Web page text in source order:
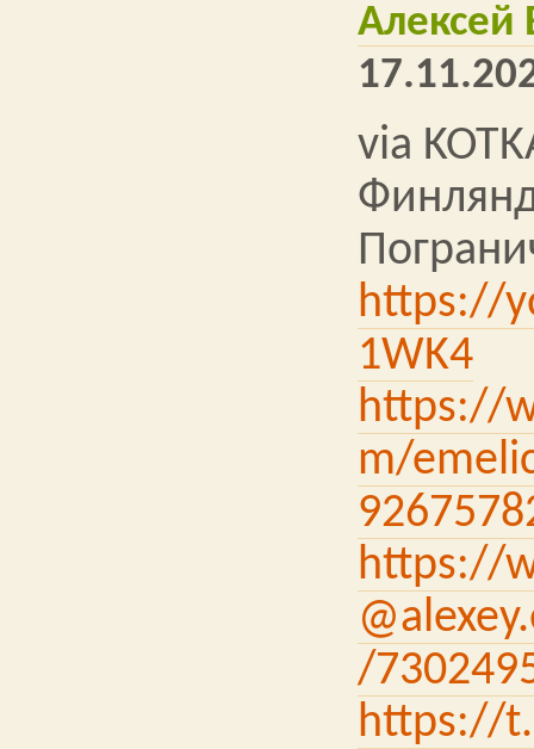
Алексей
via
https://
1WK4
https://
m/
https://
/
https://